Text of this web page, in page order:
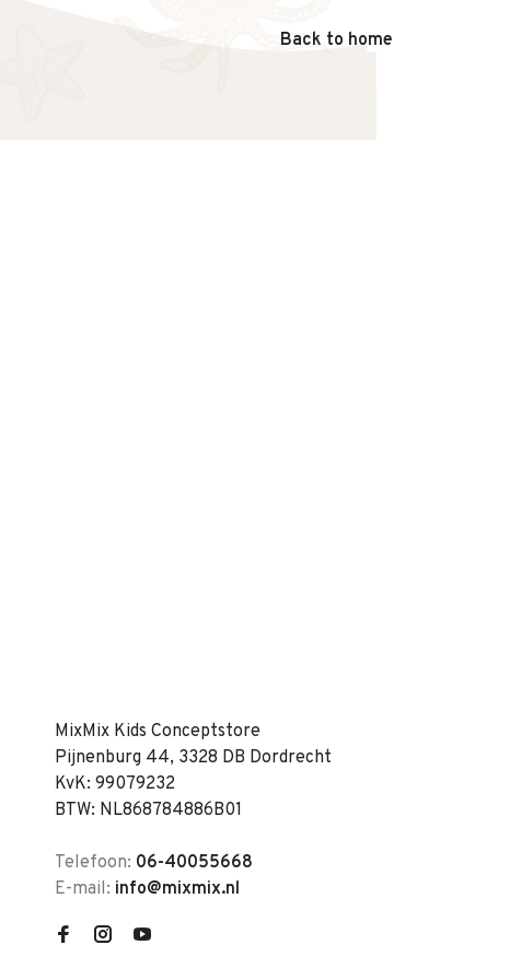
Back to home
MixMix Kids Conceptstore
Pijnenburg 44, 3328 DB Dordrecht
KvK: 99079232
BTW: NL868784886B01
Telefoon: 06-40055668
E-mail: info@mixmix.nl